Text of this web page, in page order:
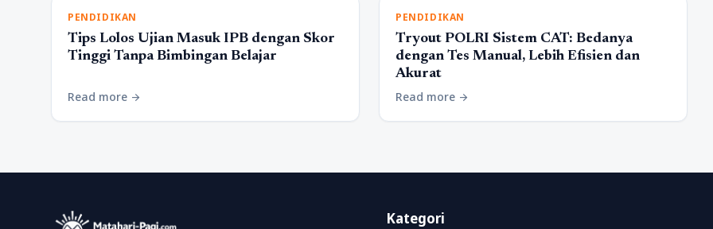
PENDIDIKAN
Tips Lolos Ujian Masuk IPB dengan Skor
Tinggi Tanpa Bimbingan Belajar
Read more arrow_forward
PENDIDIKAN
Tryout POLRI Sistem CAT: Bedanya
dengan Tes Manual, Lebih Efisien dan
Akurat
Read more arrow_forward
Kategori